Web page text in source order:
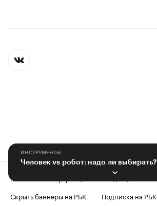
ИНСТРУМЕНТЫ
Человек vs робот: надо ли выбирать?
Контактная информация
Редакция
Скрыть баннеры на РБК
Подписка на РБК